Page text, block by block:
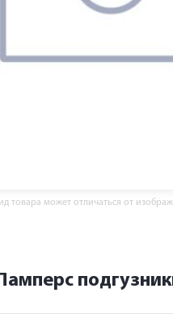
товара может отличаться от